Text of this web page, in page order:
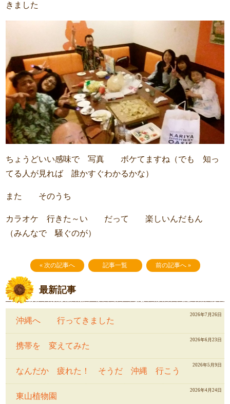
きました
ちょうどいい感味で 写真 ボケてますね（でも 知っ
てる人が見れば 誰かすぐわかるかな）
また そのうち
カラオケ 行きた～い だって 楽しいんだもん
（みんなで 騒ぐのが）
« 次の記事へ 記事一覧 前の記事へ »
最新記事
沖縄へ 行ってきました
2026年7月26日
携帯を 変えてみた
2026年6月23日
なんだか 疲れた！ そうだ 沖縄 行こう
2026年5月9日
東山植物園
2026年4月24日